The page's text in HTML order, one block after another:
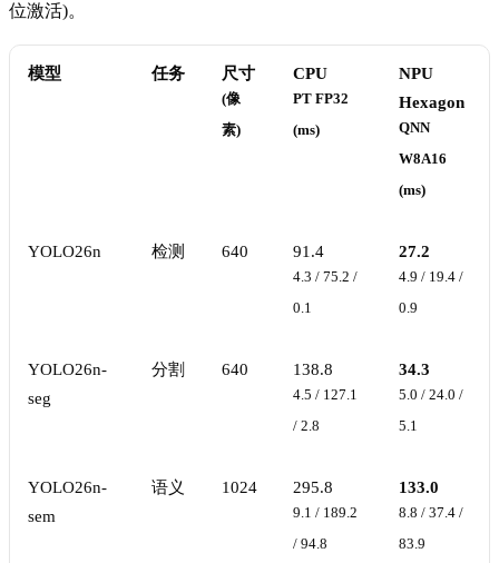
位激活)。
模型 任务 尺寸
(像
素)
CPU
PT FP32
(ms)
NPU
Hexagon
QNN
W8A16
(ms)
YOLO26n 检测 640 91.4
4.3 / 75.2 /
0.1
27.2
4.9 / 19.4 /
0.9
YOLO26n-
seg
分割 640 138.8
4.5 / 127.1
/ 2.8
34.3
5.0 / 24.0 /
5.1
YOLO26n-
sem
语义 1024 295.8
9.1 / 189.2
/ 94.8
133.0
8.8 / 37.4 /
83.9